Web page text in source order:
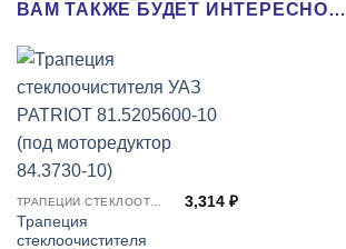
ВАМ ТАКЖЕ БУДЕТ ИНТЕРЕСНО…
Трапеция
стеклоочистителя
3,314₽